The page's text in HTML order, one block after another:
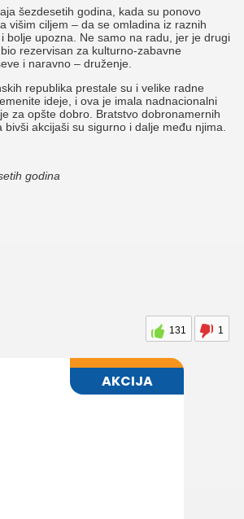
šezdesetih godina, kada su ponovo
višim ciljem – da se omladina iz raznih
bolje upozna. Ne samo na radu, jer je drugi
rezervisan za kulturno-zabavne
i naravno – druženje.
republika prestale su i velike radne
ideje, i ova je imala nadnacionalni
za opšte dobro. Bratstvo dobronamernih
bivši akcijaši su sigurno i dalje među njima.
godina
131 1